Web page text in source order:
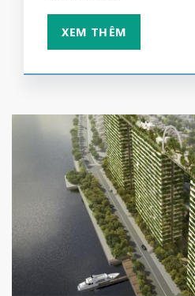
XEM THÊM